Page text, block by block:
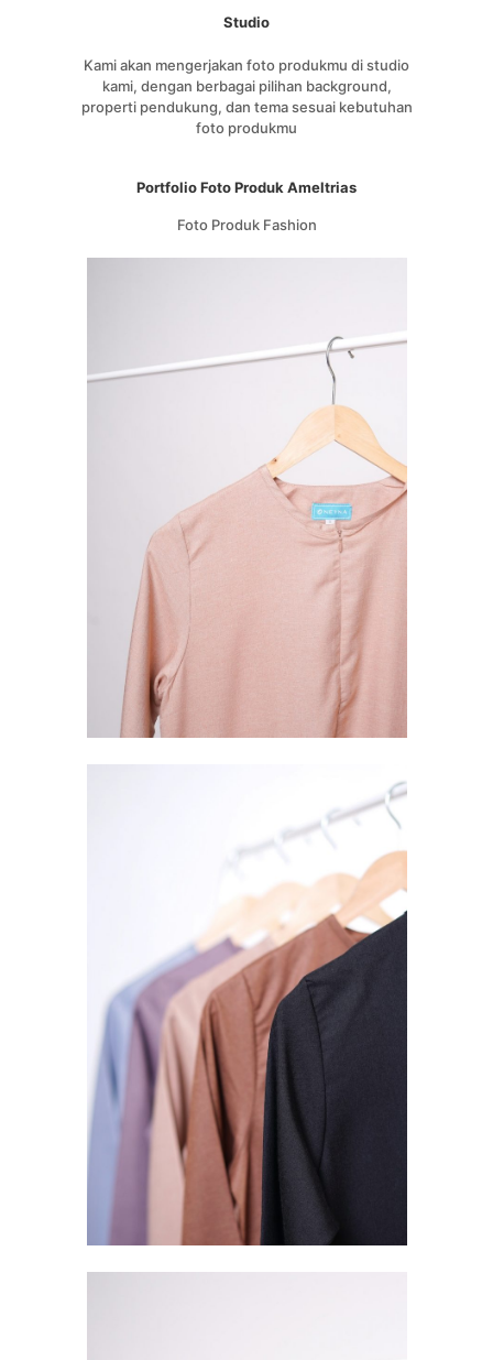
Studio
Kami akan mengerjakan foto produkmu di studio
kami, dengan berbagai pilihan background,
properti pendukung, dan tema sesuai kebutuhan
foto produkmu
Portfolio Foto Produk Ameltrias
Foto Produk Fashion